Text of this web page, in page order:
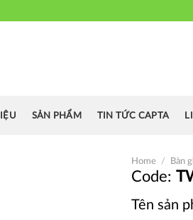
SẢN PHẨM TIN TỨC CAPTA
Home / Bàn
Tên sản